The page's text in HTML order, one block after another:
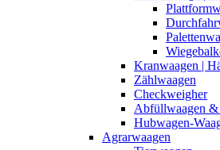
Kranwaagen |
Zählwaagen
Checkweigher
Abfüllwaagen &
Hubwagen-
Agrarwaagen